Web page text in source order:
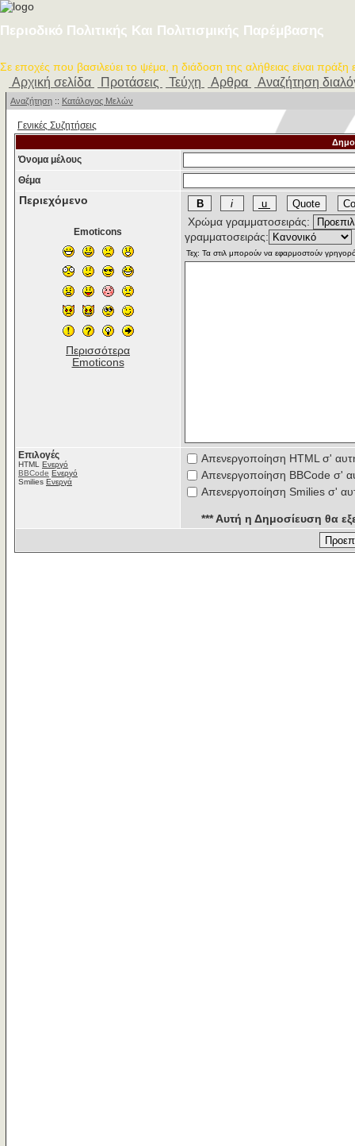
Περιοδικό Πολιτικής Και Πολιτισμικής Παρέμβασης
Σε εποχές που βασιλεύει το ψέμα, η διάδοση της αλήθειας είναι πράξη
Αρχική σελίδα Προτάσεις Τεύχη Αρθρα Αναζήτηση
Αναζήτηση :: Κατάλογος Μελών
Γενικές Συζητήσεις
Όνομα μέλους
Θέμα
Περιεχόμενο
Emoticons
Περισσότερα
Emoticons
Χρώμα γραμματοσειράς:
γραμματοσειράς:
Επιλογές
HTML Ενεργό
BBCode Ενεργό
Smilies Ενεργά
Απενεργοποίηση HTML σ'
Απενεργοποίηση BBCode σ'
Απενεργοποίηση Smilies σ'
*** Αυτή η Δημοσίευση θα